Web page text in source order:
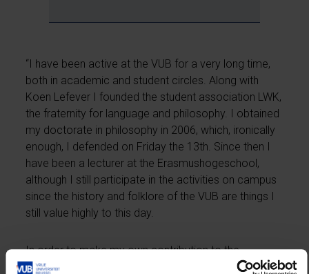
“I have been active at the VUB for a very long time,
both in academic and student circles. Along with
Koen Lefever I founded the student association LWK,
the fraternity for language and philosophy. I obtained
my doctorate in philosophy in 2006, which, ironically
enough, I defended on Friday the 13th. Since then I
have been a lecturer at the Erasmushogeschool,
although I still participate in the activities on campus
since the history and folklore of the VUB are things I
still value highly to this day.
In order to make my own contribution to the
continuation and liveliness of the VUB campus, I